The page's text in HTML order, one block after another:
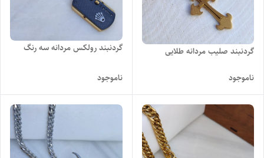
گردنبند صلیب مردانه طلایی
ناموجود
گردنبند رولکس مردانه سه رنگ
ناموجود